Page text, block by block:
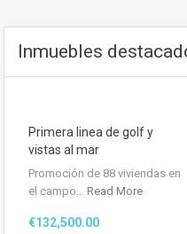
Inmuebles
Primera linea de golf y
vistas al mar
Promoción de 88 viviendas en
el campo… Read More
€132,500.00